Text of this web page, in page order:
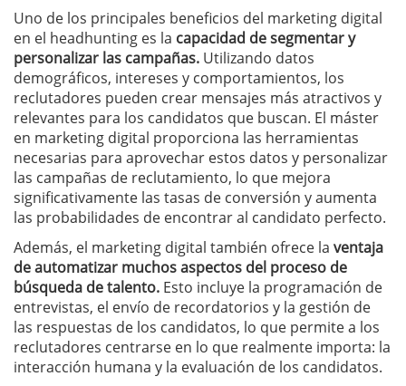
Uno de los principales beneficios del marketing digital
en el headhunting es la capacidad de segmentar y
personalizar las campañas. Utilizando datos
demográficos, intereses y comportamientos, los
reclutadores pueden crear mensajes más atractivos y
relevantes para los candidatos que buscan. El máster
en marketing digital proporciona las herramientas
necesarias para aprovechar estos datos y personalizar
las campañas de reclutamiento, lo que mejora
significativamente las tasas de conversión y aumenta
las probabilidades de encontrar al candidato perfecto.
Además, el marketing digital también ofrece la ventaja
de automatizar muchos aspectos del proceso de
búsqueda de talento. Esto incluye la programación de
entrevistas, el envío de recordatorios y la gestión de
las respuestas de los candidatos, lo que permite a los
reclutadores centrarse en lo que realmente importa: la
interacción humana y la evaluación de los candidatos.